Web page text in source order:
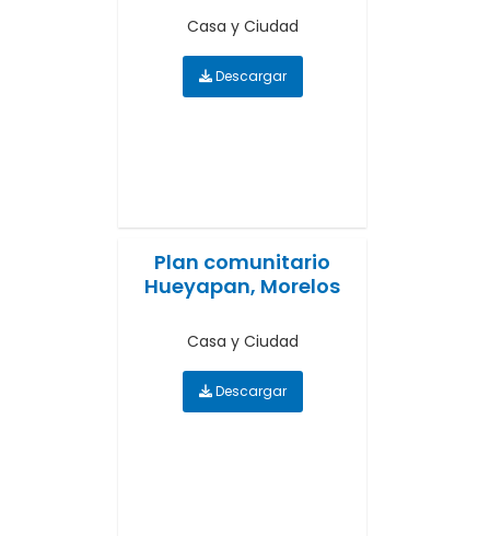
Casa y Ciudad
Descargar
Plan comunitario
Hueyapan, Morelos
Casa y Ciudad
Descargar